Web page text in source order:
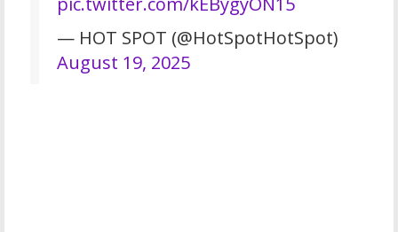
— HOT SPOT (@HotSpotHotSpot)
August 19, 2025